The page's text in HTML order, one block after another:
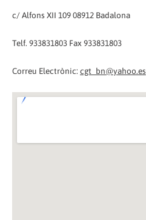
c/ Alfons XII 109 08912 Badalona
Telf. 933831803 Fax 933831803
Correu Electrònic: cgt_bn@yahoo.es